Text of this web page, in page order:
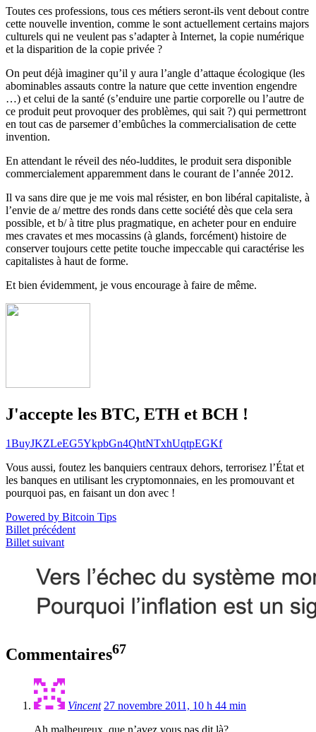
Toutes ces professions, tous ces métiers seront-ils vent debout contre
cette nouvelle invention, comme le sont actuellement certains majors
culturels qui ne veulent pas s’adapter à Internet, la copie numérique
et la disparition de la copie privée ?
On peut déjà imaginer qu’il y aura l’angle d’attaque écologique (les
abominables assauts contre la nature que cette invention engendre
…) et celui de la santé (s’enduire une partie corporelle ou l’autre de
ce produit peut provoquer des problèmes, qui sait ?) qui permettront
en tout cas de parsemer d’embûches la commercialisation de cette
invention.
En attendant le réveil des néo-luddites, le produit sera disponible
commercialement apparemment dans le courant de l’année 2012.
Il va sans dire que je me vois mal résister, en bon libéral capitaliste, à
l’envie de a/ mettre des ronds dans cette société dès que cela sera
possible, et b/ à titre plus pragmatique, en acheter pour en enduire
mes cravates et mes mocassins (à glands, forcément) histoire de
conserver toujours cette petite touche impeccable qui caractérise les
capitalistes à haut de forme.
Et bien évidemment, je vous encourage à faire de même.
J'accepte les BTC, ETH et BCH !
1BuyJKZLeEG5YkpbGn4QhtNTxhUqtpEGKf
Vous aussi, foutez les banquiers centraux dehors, terrorisez l’État et
les banques en utilisant les cryptomonnaies, en les promouvant et
pourquoi pas, en faisant un don avec !
Powered by Bitcoin Tips
Billet précédent
Billet suivant
Commentaires67
Vincent 27 novembre 2011, 10 h 44 min